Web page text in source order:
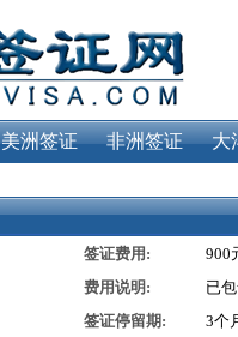
美洲签证 非洲签证 大
签证费用:
900
费用说明:
已
签证停留期:
3个